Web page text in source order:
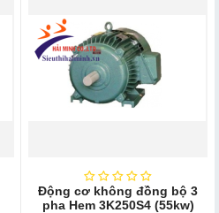
Động cơ không đồng bộ 3
pha Hem 3K250S4 (55kw)